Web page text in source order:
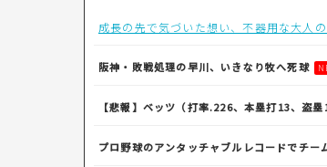
成長の先で気づいた想い、不器用な大人
阪神・敗戦処理の早川、いきなり牧へ死球
【悲報】ベッツ（打率.226、本塁打13、盗
プロ野球のアンタッチャブルレコードでチ